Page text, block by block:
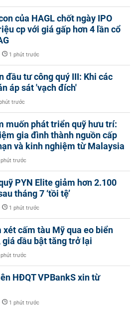
của HAGL chốt ngày IPO
cp với giá gấp hơn 4 lần cổ
1 phút trước
đầu tư công quý III: Khi các
áp sát 'vạch đích'
trước
muốn phát triển quỹ hưu trí:
gia đình thành nguồn cấp
và kinh nghiệm từ Malaysia
phút trước
PYN Elite giảm hơn 2.100
tháng 7 ‘tồi tệ’
1 phút trước
xét cấm tàu Mỹ qua eo biển
giá dầu bật tăng trở lại
phút trước
HĐQT VPBankS xin từ
1 phút trước